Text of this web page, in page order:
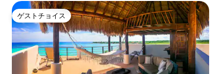
ゲストチョイス
ゲストチョイス